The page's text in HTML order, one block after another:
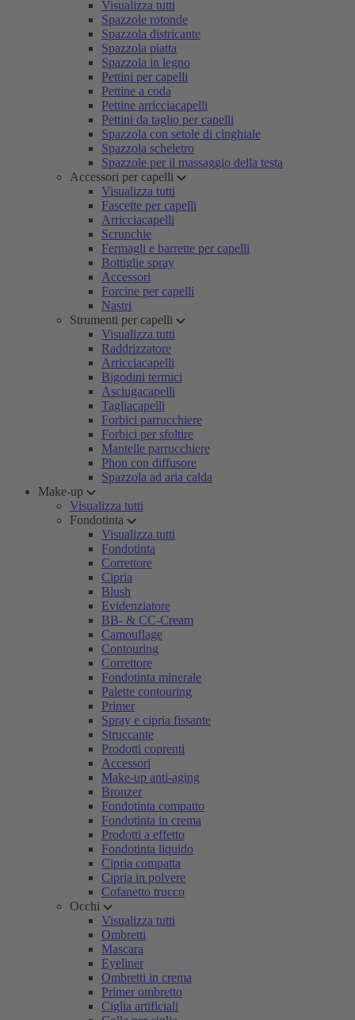
Visualizza tutti
Spazzole rotonde
Spazzola districante
Spazzola piatta
Spazzola in legno
Pettini per capelli
Pettine a coda
Pettine arricciacapelli
Pettini da taglio per capelli
Spazzola con setole di cinghiale
Spazzola scheletro
Spazzole per il massaggio della testa
Accessori per capelli
Visualizza tutti
Fascette per capelli
Arricciacapelli
Scrunchie
Fermagli e barrette per capelli
Bottiglie spray
Accessori
Forcine per capelli
Nastri
Strumenti per capelli
Visualizza tutti
Raddrizzatore
Arricciacapelli
Bigodini termici
Asciugacapelli
Tagliacapelli
Forbici parrucchiere
Forbici per sfoltire
Mantelle parrucchiere
Phon con diffusore
Spazzola ad aria calda
Make-up
Visualizza tutti
Fondotinta
Visualizza tutti
Fondotinta
Correttore
Cipria
Blush
Evidenziatore
BB- & CC-Cream
Camouflage
Contouring
Correttore
Fondotinta minerale
Palette contouring
Primer
Spray e cipria fissante
Struccante
Prodotti coprenti
Accessori
Make-up anti-aging
Bronzer
Fondotinta compatto
Fondotinta in crema
Prodotti a effetto
Fondotinta liquido
Cipria compatta
Cipria in polvere
Cofanetto trucco
Occhi
Visualizza tutti
Ombretti
Mascara
Eyeliner
Ombretti in crema
Primer ombretto
Ciglia artificiali